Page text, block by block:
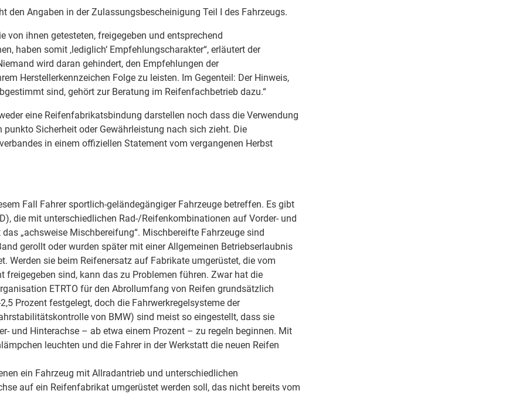
den Angaben in der Zulassungsbescheinigung Teil I des Fahrzeugs.
von ihnen getesteten, freigegeben und entsprechend
haben somit ‚lediglich‘ Empfehlungscharakter“, erläutert der
wird daran gehindert, den Empfehlungen der
Herstellerkennzeichen Folge zu leisten. Im Gegenteil: Der Hinweis,
sind, gehört zur Beratung im Reifenfachbetrieb dazu.“
eine Reifenfabrikatsbindung darstellen noch dass die Verwendung
Sicherheit oder Gewährleistung nach sich zieht. Die
in einem offiziellen Statement vom vergangenen Herbst
Fall Fahrer sportlich-geländegängiger Fahrzeuge betreffen. Es gibt
die mit unterschiedlichen Rad-/Reifenkombinationen auf Vorder- und
„achsweise Mischbereifung“. Mischbereifte Fahrzeuge sind
gerollt oder wurden später mit einer Allgemeinen Betriebserlaubnis
Werden sie beim Reifenersatz auf Fabrikate umgerüstet, die vom
freigegeben sind, kann das zu Problemen führen. Zwar hat die
ETRTO für den Abrollumfang von Reifen grundsätzlich
Prozent festgelegt, doch die Fahrwerkregelsysteme der
von BMW) sind meist so eingestellt, dass sie
und Hinterachse – ab etwa einem Prozent – zu regeln beginnen. Mit
leuchten und die Fahrer in der Werkstatt die neuen Reifen
ein Fahrzeug mit Allradantrieb und unterschiedlichen
auf ein Reifenfabrikat umgerüstet werden soll, das nicht bereits vom